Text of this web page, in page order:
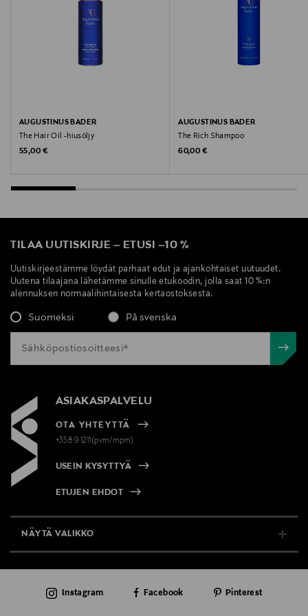
AUGUSTINUS BADER
The Hair Oil -hiusöljy
Original Price
55,00 €
AUGUSTINUS BADER
The Rich Shampoo
Original Price
60,00 €
TILAA UUTISKIRJE – ETUSI –10 %
Uutiskirjeestämme löydät parhaat edut ja ajankohtaiset uutuudet.
Uutena tilaajana lähetämme sinulle etukoodin, jolla saat 10 %:n
alennuksen normaalihintaisesta kertaostoksesta.
Suomeksi På svenska
ASIAKASPALVELU
OTA YHTEYTTÄ
+358 9 1211(pvm/mpm)
USEIN KYSYTTYÄ
ETUJEN EHDOT
NÄYTÄ VALIKKO
AJANKOHTAISTA
Instagram Facebook Pinterest